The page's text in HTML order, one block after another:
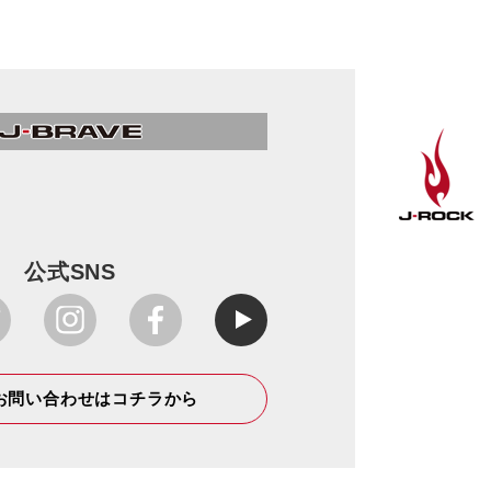
公式SNS
問い合わせはコチラから